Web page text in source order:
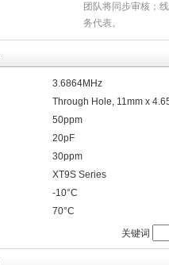
团队将同步审核；
务代表。
3.6864MHz
Through Hole, 11mm x
50ppm
20pF
30ppm
XT9S Series
-10°C
70°C
关键词